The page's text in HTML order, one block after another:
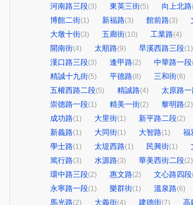
河南路三段(3) 東英三街(5) 向上北路
博館二街(1) 新福路(3) 館前路(3)
大墩十街(3) 五廊街(10) 工業路(4)
開南街(4) 太順路(9) 旱溪西路三段(1)
漢口路三段(3) 逢甲路(2) 中華路一段
精誠十九街(5) 平德路(8) 三和街(8)
五權西路二段(5) 精誠路(4) 太原路
崇德路一段(1) 精美一街(2) 黎明路(2)
成功路(1) 大里街(1) 新平路二段(2)
新義路(1) 大同街(1) 大智路(1) 福
學士路(1) 太堤西路(1) 民興街(1)
篤行路(3) 水源路(3) 華美西街二段(2)
環中路三段(2) 惠文路(2) 文心路四段
永寧路一段(1) 樂群街(1) 溫泉路(6)
馬光路(2) 大義街(4) 建德街(7) 高